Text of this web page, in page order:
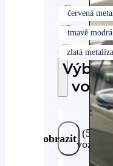
vozu
Zobrazit (59
vozů)